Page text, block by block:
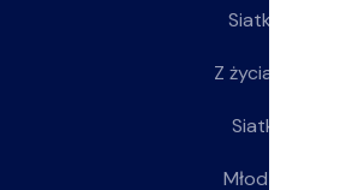
Siatkarze
Z życia klubu
Siatkarki
Młodziczki